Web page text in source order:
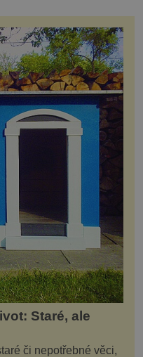
Staré, ale
či nepotřebné věci,